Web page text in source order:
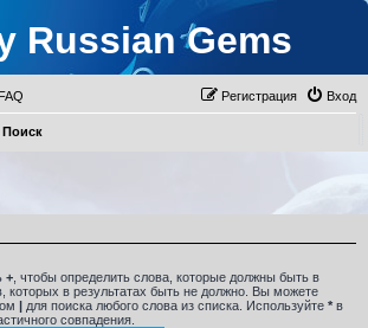
Russian Gems
FAQ Вход
Регистрация
Поиск
+ , чтобы определить слова, которые должны быть в
которых в результатах быть не должно. Вы можете
| для поиска любого слова из списка. Используйте * в
совпадения.